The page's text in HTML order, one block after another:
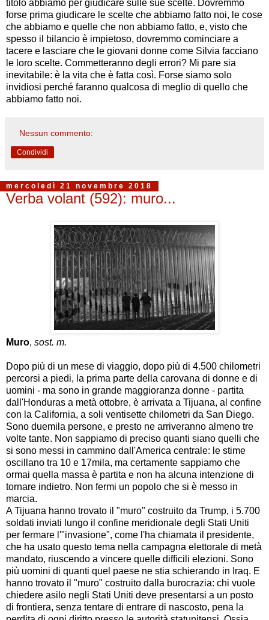
titolo abbiamo per giudicare sulle sue scelte. Dovremmo
forse prima giudicare le scelte che abbiamo fatto noi, le cose
che abbiamo e quelle che non abbiamo fatto, e, visto che
spesso il bilancio è impietoso, dovremmo cominciare a
tacere e lasciare che le giovani donne come Silvia facciano
le loro scelte. Commetteranno degli errori? Mi pare sia
inevitabile: è la vita che è fatta così. Forse siamo solo
invidiosi perché faranno qualcosa di meglio di quello che
abbiamo fatto noi.
Nessun commento:
Condividi
mercoledì 21 novembre 2018
Verba volant (592): muro...
Muro, sost. m.
Dopo più di un mese di viaggio, dopo più di 4.500 chilometri
percorsi a piedi, la prima parte della carovana di donne e di
uomini - ma sono in grande maggioranza donne - partita
dall'Honduras a metà ottobre, è arrivata a Tijuana, al confine
con la California, a soli ventisette chilometri da San Diego.
Sono duemila persone, e presto ne arriveranno almeno tre
volte tante. Non sappiamo di preciso quanti siano quelli che
si sono messi in cammino dall'America centrale: le stime
oscillano tra 10 e 17mila, ma certamente sappiamo che
ormai quella massa è partita e non ha alcuna intenzione di
tornare indietro. Non fermi un popolo che si è messo in
marcia.
A Tijuana hanno trovato il "muro" costruito da Trump, i 5.700
soldati inviati lungo il confine meridionale degli Stati Uniti
per fermare l'"invasione", come l'ha chiamata il presidente,
che ha usato questo tema nella campagna elettorale di metà
mandato, riuscendo a vincere quelle difficili elezioni. Sono
più uomini di quanti quel paese ne stia schierando in Iraq. E
hanno trovato il "muro" costruito dalla burocrazia: chi vuole
chiedere asilo negli Stati Uniti deve presentarsi a un posto
di frontiera, senza tentare di entrare di nascosto, pena la